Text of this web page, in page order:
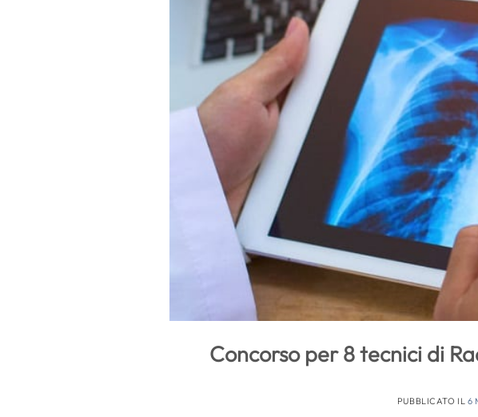
Concorso per 8 tecnici di
PUBBLICATO IL 6